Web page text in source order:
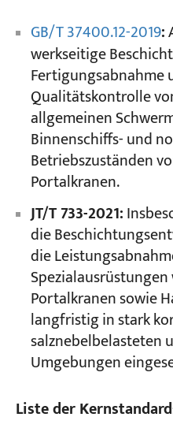
GB/T 37400.12-2019:
werkseitige
Fertigungsabnahme
Qualitätskontrolle
allgemeinen
Binnenschiffs- und
Betriebszuständen
Portalkranen.
JT/T 733-2021:
die
die
Portalkranen sowie
langfristig in stark
salznebelbelasteten
Umgebungen
Liste der